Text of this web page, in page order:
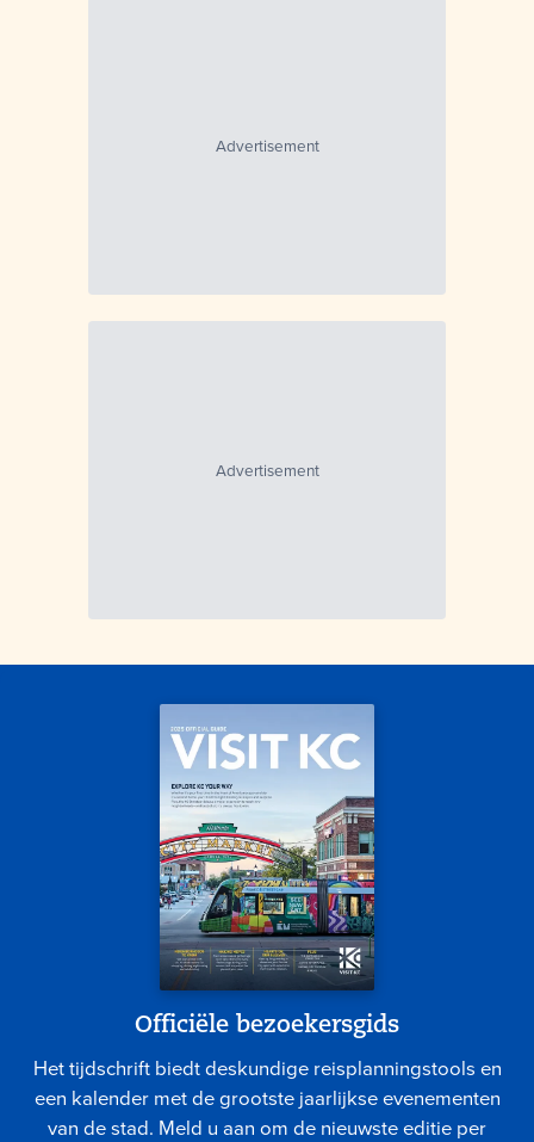
Officiële bezoekersgids
Het tijdschrift biedt deskundige reisplanningstools en
een kalender met de grootste jaarlijkse evenementen
van de stad. Meld u aan om de nieuwste editie per